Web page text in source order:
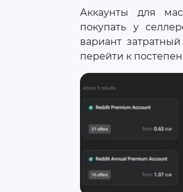
Аккаунты для
покупать у
вариант
перейти к